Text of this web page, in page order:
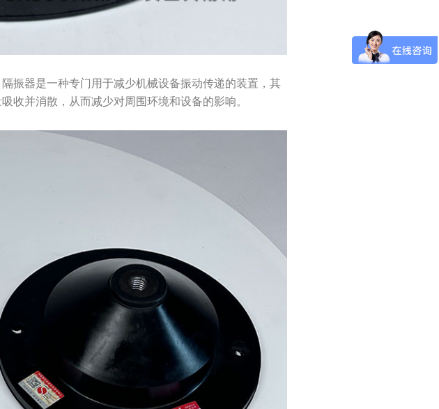
振器是一种专门用于减少机械设备振动传递的装置，其
收并消散，从而减少对周围环境和设备的影响。